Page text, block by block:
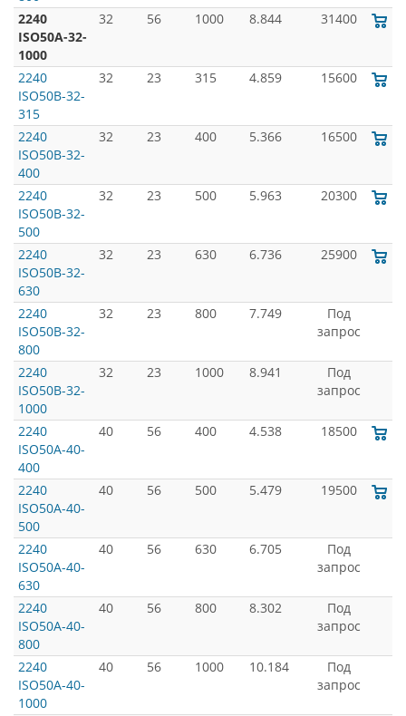
2240
ISO50A-32-
1000
32 56 1000 8.844 31400
2240
ISO50B-32-
315
32 23 315 4.859 15600
2240
ISO50B-32-
400
32 23 400 5.366 16500
2240
ISO50B-32-
500
32 23 500 5.963 20300
2240
ISO50B-32-
630
32 23 630 6.736 25900
2240
ISO50B-32-
800
32 23 800 7.749
Под
запрос
2240
ISO50B-32-
1000
32 23 1000 8.941
Под
запрос
2240
ISO50A-40-
400
40 56 400 4.538 18500
2240
ISO50A-40-
500
40 56 500 5.479 19500
2240
ISO50A-40-
630
40 56 630 6.705
Под
запрос
2240
ISO50A-40-
800
40 56 800 8.302
Под
запрос
2240
ISO50A-40-
1000
40 56 1000 10.184
Под
запрос